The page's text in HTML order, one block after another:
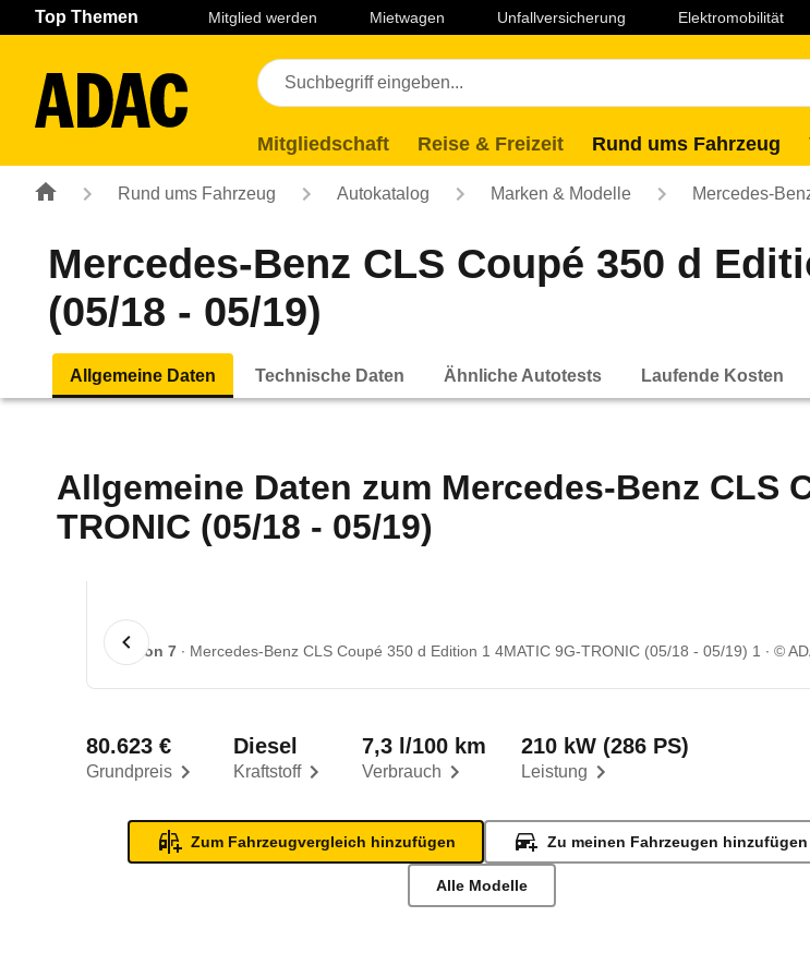
Navigation Seiteninhalt Fußzeile
Top Themen Mitglied werden Mietwagen Unfallversicherung Elektromobilität
Mitgliedschaft Reise & Freizeit Rund ums Fahrzeug
Rund ums Fahrzeug Autokatalog Marken & Modelle Mercedes-
Mercedes-Benz CLS Coupé 350 d
(05/18 - 05/19)
Allgemeine Daten Technische Daten Ähnliche Autotests Laufende Kosten
Allgemeine Daten zum Mercedes-Benz CLS
TRONIC (05/18 - 05/19)
1 von 7 Mercedes-Benz CLS Coupé 350 d Edition 1 4MATIC 9G-TRONIC (05/18 - 05/19) 1 ©
Grundpreis
80.623 €
Kraftstoff
Diesel
Verbrauch
7,3 l/100 km
Leistung
210 kW (286 PS)
Zum Fahrzeugvergleich hinzufügen Zu meinen Fahrzeugen hinzufügen
Alle Modelle